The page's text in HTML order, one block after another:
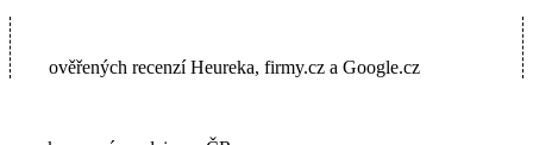
ověřených recenzí Heureka, firmy.cz a Google.cz